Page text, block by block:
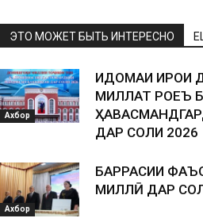
ЭТО МОЖЕТ БЫТЬ ИНТЕРЕСНО
Ахбор
ИДОМАИ ИҶРОИ
МИЛЛАТ РОҶЕЪ
ДАР СОЛИ 2026
Ахбор
БАРРАСИИ
МИЛЛӢ ДАР